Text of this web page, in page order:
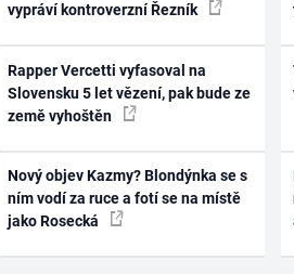
vypráví kontroverzní Řezník
Rapper Vercetti vyfasoval na
Slovensku 5 let vězení, pak bude ze
země vyhoštěn
Nový objev Kazmy? Blondýnka se s
ním vodí za ruce a fotí se na místě
jako Rosecká